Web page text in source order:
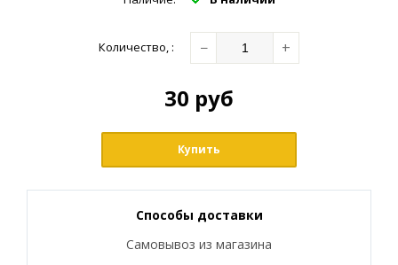
Количество, : − +
30 руб
Купить
Способы доставки
Самовывоз из магазина